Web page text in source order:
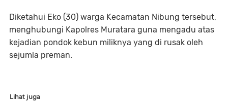
Diketahui Eko (30) warga Kecamatan Nibung tersebut,
menghubungi Kapolres Muratara guna mengadu atas
kejadian pondok kebun miliknya yang di rusak oleh
sejumla preman.
Lihat juga